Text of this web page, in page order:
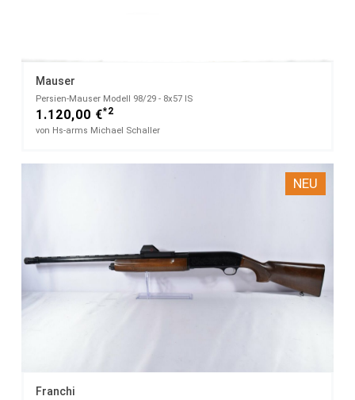
Mauser
Persien-Mauser Modell 98/29 - 8x57 IS
1.120,00 €*2
von Hs-arms Michael Schaller
NEU
Franchi